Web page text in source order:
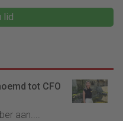
lid
tot CFO
aan....